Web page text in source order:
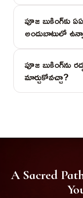
పూజ బుకింగ్‌కు
అందుబాటులో
పూజ బుకింగ్‌ను
మార్చుకోవచ్చా?
A Sacred